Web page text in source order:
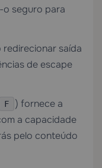
seguro para
saída
de escape
F
) fornece a
a capacidade
pelo conteúdo